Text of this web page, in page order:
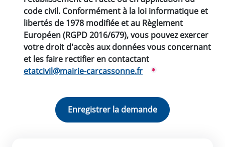
code civil. Conformément à la loi informatique et
libertés de 1978 modifiée et au Règlement
Européen (RGPD 2016/679), vous pouvez exercer
votre droit d'accès aux données vous concernant
et les faire rectifier en contactant
etatcivil@mairie-carcassonne.fr